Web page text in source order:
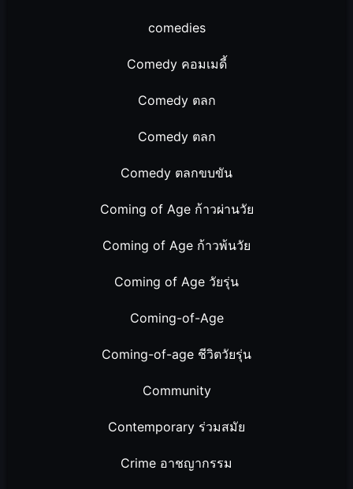
comedies
Comedy คอมเมดี้
Comedy ตลก
Comedy ตลก
Comedy ตลกขบขัน
Coming of Age ก้าวผ่านวัย
Coming of Age ก้าวพ้นวัย
Coming of Age วัยรุ่น
Coming-of-Age
Coming-of-age ชีวิตวัยรุ่น
Community
Contemporary ร่วมสมัย
Crime อาชญากรรม